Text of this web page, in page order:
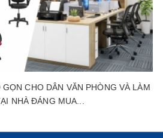
CHO DÂN VĂN PHÒNG VÀ LÀM
NHÀ ĐÁNG MUA...